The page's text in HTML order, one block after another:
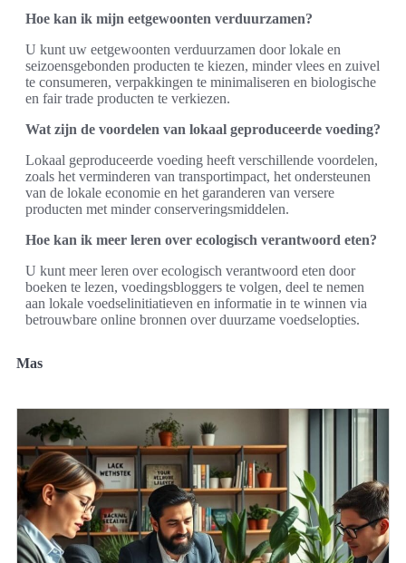
Hoe kan ik mijn eetgewoonten verduurzamen?
U kunt uw eetgewoonten verduurzamen door lokale en
seizoensgebonden producten te kiezen, minder vlees en zuivel
te consumeren, verpakkingen te minimaliseren en biologische
en fair trade producten te verkiezen.
Wat zijn de voordelen van lokaal geproduceerde voeding?
Lokaal geproduceerde voeding heeft verschillende voordelen,
zoals het verminderen van transportimpact, het ondersteunen
van de lokale economie en het garanderen van versere
producten met minder conserveringsmiddelen.
Hoe kan ik meer leren over ecologisch verantwoord eten?
U kunt meer leren over ecologisch verantwoord eten door
boeken te lezen, voedingsbloggers te volgen, deel te nemen
aan lokale voedselinitiatieven en informatie in te winnen via
betrouwbare online bronnen over duurzame voedselopties.
Mas